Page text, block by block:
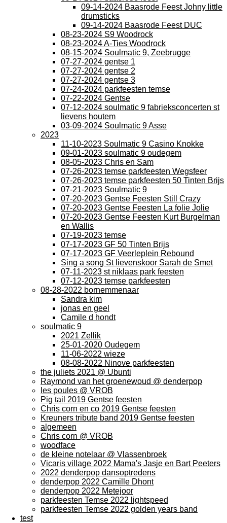
09-14-2024 Baasrode Feest Johny little
drumsticks
09-14-2024 Baasrode Feest DUC
08-23-2024 S9 Woodrock
08-23-2024 A-Ties Woodrock
08-15-2024 Soulmatic 9, Zeebrugge
07-27-2024 gentse 1
07-27-2024 gentse 2
07-27-2024 gentse 3
07-24-2024 parkfeesten temse
07-22-2024 Gentse
07-12-2024 soulmatic 9 fabrieksconcerten st
lievens houtem
03-09-2024 Soulmatic 9 Asse
2023
11-10-2023 Soulmatic 9 Casino Knokke
09-01-2023 soulmatic 9 oudegem
08-05-2023 Chris en Sam
07-26-2023 temse parkfeesten Wegsfeer
07-26-2023 temse parkfeesten 50 Tinten Brijs
07-21-2023 Soulmatic 9
07-20-2023 Gentse Feesten Still Crazy
07-20-2023 Gentse Feesten La folie Jolie
07-20-2023 Gentse Feesten Kurt Burgelman
en Wallis
07-19-2023 temse
07-17-2023 GF 50 Tinten Brijs
07-17-2023 GF Veerleplein Rebound
Sing a song St lievenskoor Sarah de Smet
07-11-2023 st niklaas park feesten
07-12-2023 temse parkfeesten
08-28-2022 bornemmenaar
Sandra kim
jonas en geel
Camile d hondt
soulmatic 9
2021 Zellik
25-01-2020 Oudegem
11-06-2022 wieze
08-08-2022 Ninove parkfeesten
the juliets 2021 @ Ubunti
Raymond van het groenewoud @ denderpop
les poules @ VROB
Pig tail 2019 Gentse feesten
Chris corn en co 2019 Gentse feesten
Kreuners tribute band 2019 Gentse feesten
algemeen
Chris corn @ VROB
woodface
de kleine notelaar @ Vlassenbroek
Vicaris village 2022 Mama's Jasje en Bart Peeters
2022 denderpop dansoptredens
denderpop 2022 Camille Dhont
denderpop 2022 Metejoor
parkfeesten Temse 2022 lightspeed
parkfeesten Temse 2022 golden years band
test